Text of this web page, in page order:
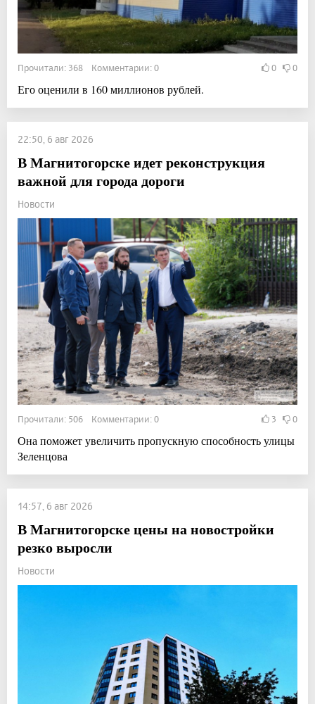
Прочитали: 368 Комментарии: 0 0 0
Его оценили в 160 миллионов рублей.
22:50, 6 авг 2026
В Магнитогорске идет реконструкция
важной для города дороги
Новости
Прочитали: 506 Комментарии: 0 3 0
Она поможет увеличить пропускную способность улицы
Зеленцова
14:57, 6 авг 2026
В Магнитогорске цены на новостройки
резко выросли
Новости